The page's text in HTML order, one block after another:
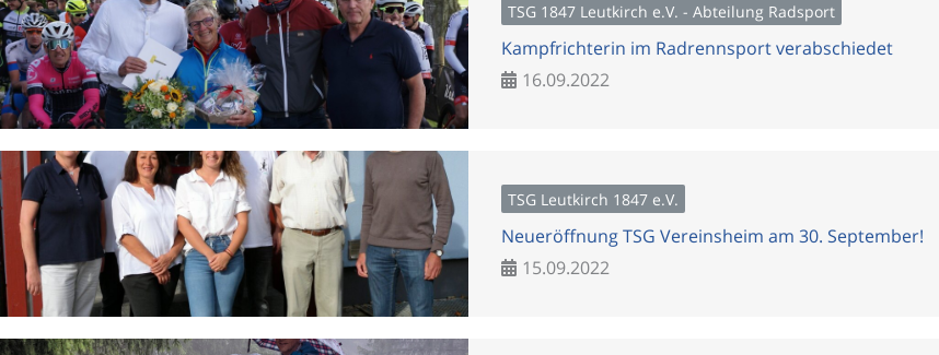
TSG 1847 Leutkirch e.V. - Abteilung Radsport
Kampfrichterin im Radrennsport verabschiedet
16.09.2022
TSG Leutkirch 1847 e.V.
Neueröffnung TSG Vereinsheim am 30. September!
15.09.2022